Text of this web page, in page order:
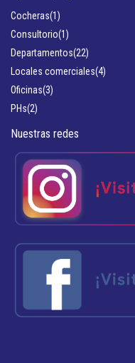
Cocheras(1)
Consultorio(1)
Departamentos(22)
Locales comerciales(4)
Oficinas(3)
PHs(2)
Nuestras redes